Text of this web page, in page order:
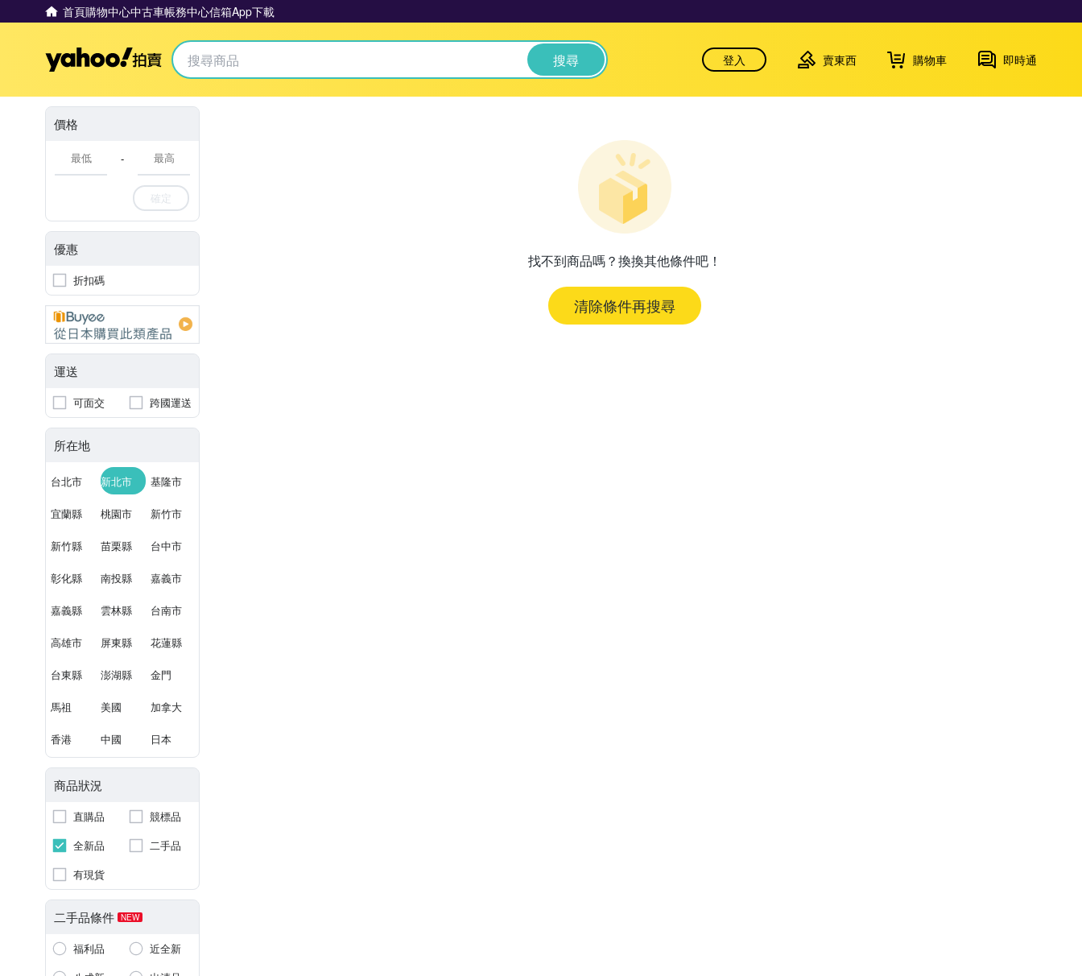
首頁購物中心中古車帳務中心信箱App下載
Yahoo拍賣 搜尋 登入 賣東西 購物車 即時通
價格
-
確定
優惠
折扣碼
運送
可面交 跨國運送
所在地
台北市 新北市 基隆市
宜蘭縣 桃園市 新竹市
新竹縣 苗栗縣 台中市
彰化縣 南投縣 嘉義市
嘉義縣 雲林縣 台南市
高雄市 屏東縣 花蓮縣
台東縣 澎湖縣 金門
馬祖 美國 加拿大
香港 中國 日本
商品狀況
直購品
競標品
全新品
二手品
有現貨
二手品條件 NEW
福利品
近全新
找不到商品嗎？換換其他條件吧！
清除條件再搜尋